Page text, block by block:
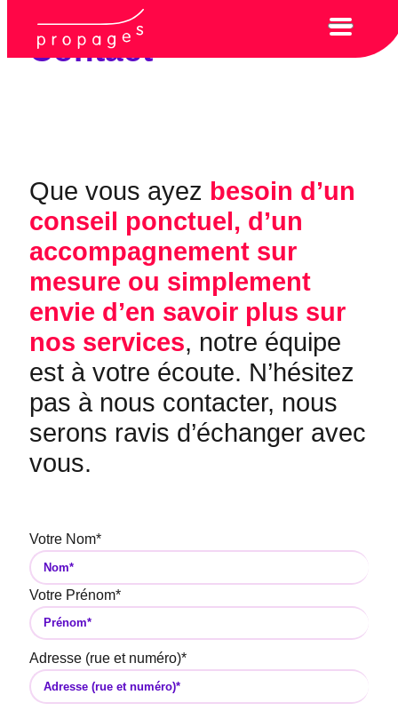
Contact
Que vous ayez besoin d’un
conseil ponctuel, d’un
accompagnement sur
mesure ou simplement
envie d’en savoir plus sur
nos services, notre équipe
est à votre écoute. N’hésitez
pas à nous contacter, nous
serons ravis d’échanger avec
vous.
Votre Nom*
Votre Prénom*
Adresse (rue et numéro)*